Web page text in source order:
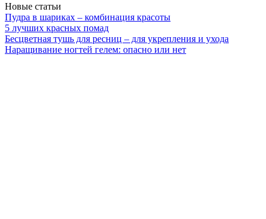
Новые статьи
Пудра в шариках – комбинация красоты
5 лучших красных помад
Бесцветная тушь для ресниц – для укрепления и ухода
Наращивание ногтей гелем: опасно или нет